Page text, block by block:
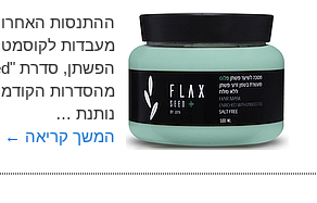
ההתנסות
מעבדות
מהסדרות
נותנת …
המשך קריאה ←